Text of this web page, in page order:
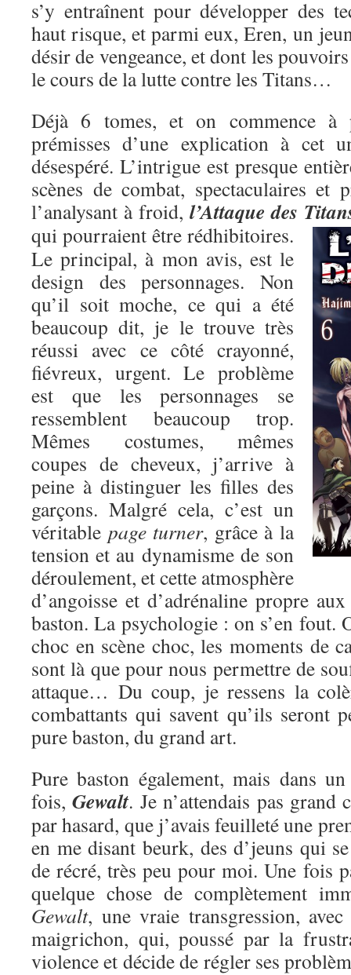
s’y entraînent pour développer des
haut risque, et parmi eux, Eren, un
désir de vengeance, et dont les
le cours de la lutte contre les Titans…
Déjà 6 tomes, et on commence à
prémisses d’une explication à cet
désespéré. L’intrigue est presque
scènes de combat, spectaculaires et
l’analysant à froid, l’Attaque des
qui pourraient être rédhibitoires.
Le principal, à mon avis, est le
design des personnages. Non
qu’il soit moche, ce qui a été
beaucoup dit, je le trouve très
réussi avec ce côté crayonné,
fiévreux, urgent. Le problème
est que les personnages se
ressemblent beaucoup trop.
Mêmes costumes, mêmes
coupes de cheveux, j’arrive à
peine à distinguer les filles des
garçons. Malgré cela, c’est un
véritable page turner, grâce à la
tension et au dynamisme de son
déroulement, et cette atmosphère
d’angoisse et d’adrénaline propre
baston. La psychologie : on s’en fout.
choc en scène choc, les moments de
sont là que pour nous permettre de
attaque… Du coup, je ressens la
combattants qui savent qu’ils seront
pure baston, du grand art.
Pure baston également, mais dans
fois,Gewalt. Je n’attendais pas grand
par hasard, que j’avais feuilleté une
en me disant beurk, des d’jeuns qui
de récré, très peu pour moi. Une fois
quelque chose de complètement
Gewalt, une vraie transgression,
maigrichon, qui, poussé par la
violence et décide de régler ses